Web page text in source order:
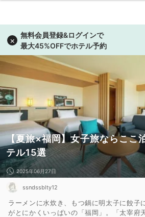
【夏旅×福岡】女子旅ならここ
テル15選
2025年06月27日
ssndssblty12
ラーメンに水炊き、もつ鍋に明太子に餃子
がとにかくいっぱいの「福岡」。「太宰府